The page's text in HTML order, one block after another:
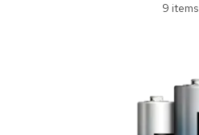
9 items